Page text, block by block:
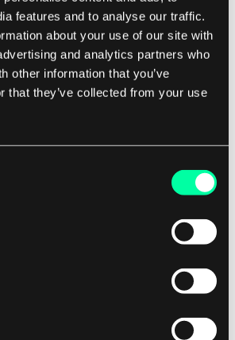
features and to analyse our traffic.
about your use of our site with
and analytics partners who
other information that you’ve
that they’ve collected from your use
informasjonssystemer, er
essensiell for oppgaver som
nærhetsanalyse, og
å utnytte geometriske
for et bredt spekter av
et kraftig verktøy
som ønsker å skape
Ved å forstå prinsippene